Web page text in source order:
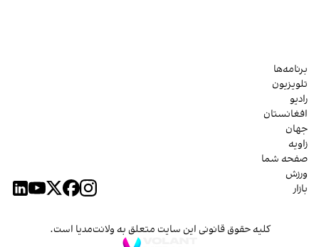
برنامه‌ها
تلویزیون
رادیو
افغانستان
جهان
زاویه
صفحه شما
ورزش
بازار
کلیه حقوق قانونی این سایت متعلق به ولانت‌مدیا است.